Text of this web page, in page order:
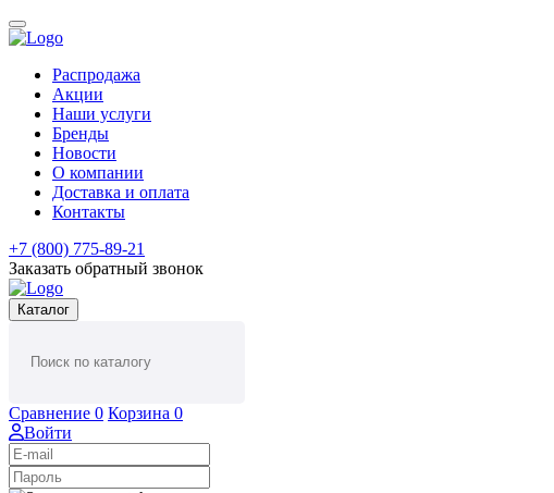
Распродажа
Акции
Наши услуги
Бренды
Новости
О компании
Доставка и оплата
Контакты
+7 (800) 775-89-21
Заказать обратный звонок
Каталог
Сравнение 0 Корзина 0
Войти